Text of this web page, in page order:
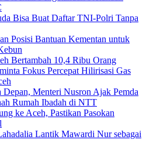
Bisa Buat Daftar TNI-Polri Tanpa
Posisi Bantuan Kementan untuk
Bertambah 10,4 Ribu Orang
Fokus Percepat Hilirisasi Gas
Depan, Menteri Nusron Ajak Pemda
Rumah Ibadah di NTT
ke Aceh, Pastikan Pasokan
Lantik Mawardi Nur sebagai